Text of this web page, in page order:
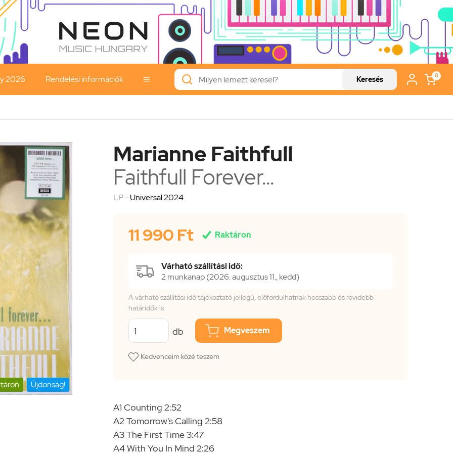
2026 Rendelési információk  Keresés 0
Újdonság!
Marianne Faithfull
Faithfull Forever...
LP -Universal 2024
11 990 Ft  Raktáron
Várható szállítási idő:
2 munkanap (2026. augusztus 11., kedd)
A várható szállítási idő tájékoztató jellegű, előfordulhatnak hosszabb és rövidebb
határidők is
db Megveszem
Kedvenceim közé teszem
A1 Counting 2:52
A2 Tomorrow's Calling 2:58
A3 The First Time 3:47
A4 With You In Mind 2:26